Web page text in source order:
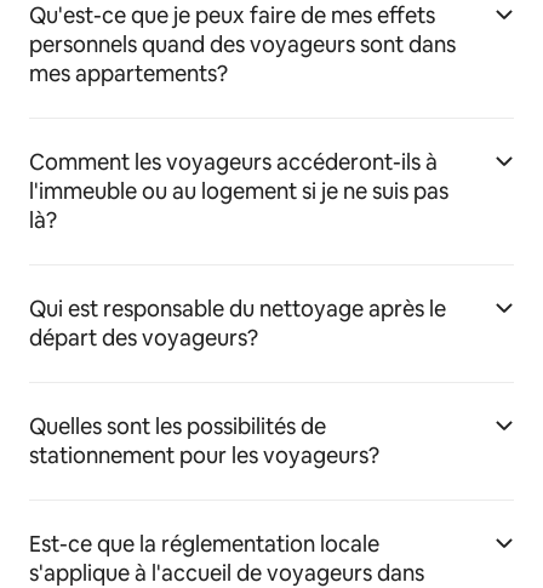
Qu'est-ce que je peux faire de mes effets
personnels quand des voyageurs sont dans
mes appartements?
Comment les voyageurs accéderont-ils à
l'immeuble ou au logement si je ne suis pas
là?
Qui est responsable du nettoyage après le
départ des voyageurs?
Quelles sont les possibilités de
stationnement pour les voyageurs?
Est-ce que la réglementation locale
s'applique à l'accueil de voyageurs dans